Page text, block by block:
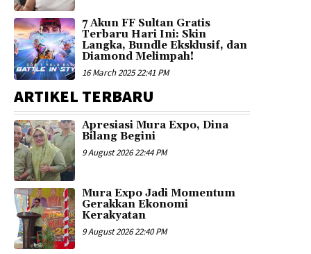
7 Akun FF Sultan Gratis
Terbaru Hari Ini: Skin
Langka, Bundle Eksklusif, dan
Diamond Melimpah!
16 March 2025 22:41 PM
ARTIKEL TERBARU
Apresiasi Mura Expo, Dina
Bilang Begini
9 August 2026 22:44 PM
Mura Expo Jadi Momentum
Gerakkan Ekonomi
Kerakyatan
9 August 2026 22:40 PM